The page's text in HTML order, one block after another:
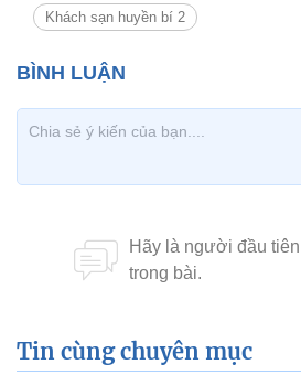
Khách sạn huyền bí 2
Tin cùng chuyên mục